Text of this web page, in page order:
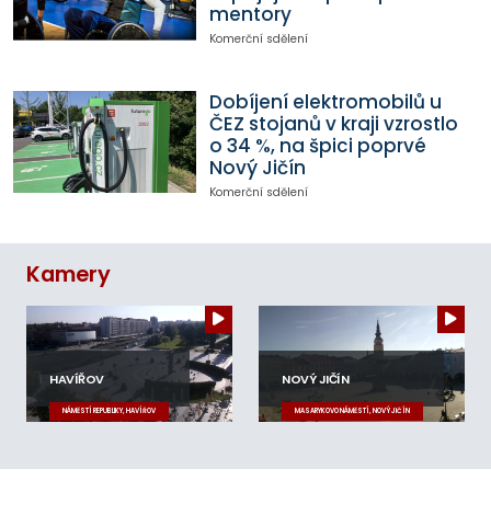
mentory
Komerční sdělení
Dobíjení elektromobilů u
ČEZ stojanů v kraji vzrostlo
o 34 %, na špici poprvé
Nový Jičín
Komerční sdělení
Kamery
HAVÍŘOV
NÁMĚSTÍ REPUBLIKY, HAVÍŘOV
NOVÝ JIČÍN
MASARYKOVO NÁMĚSTÍ, NOVÝ JIČÍN